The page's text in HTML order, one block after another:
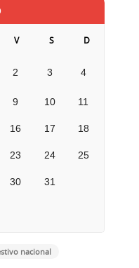
V S D
2 3 4
9 10 11
16 17 18
23 24 25
30 31
nacional